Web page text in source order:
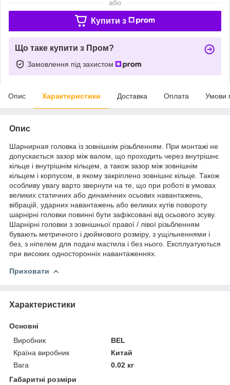
або
Купити з
Що таке купити з Пром?
Замовлення під захистом
Опис Характеристики Доставка Оплата Умови
Опис
Шарнирная головка із зовнішнім різьбленням. При монтажі не
допускається зазор між валом, що проходить через внутрішнє
кільце і внутрішнім кільцем, а також зазор між зовнішнім
кільцем і корпусом, в якому закріплено зовнішнє кільце. Також
особливу увагу варто звернути на те, що при роботі в умовах
великих статичних або динамічних осьових навантажень,
вібрацій, ударних навантажень або великих кутів повороту
шарнірні головки повинні бути зафіксовані від осьового зсуву.
Шарнірні головки з зовнішньої правої / лівої різьбленням
бувають метричного і дюймового розміру, з ущільненнями і
без, з ніпелем для подачі мастила і без нього. Експлуатуються
при високих односторонніх навантаженнях.
Приховати
Характеристики
Основні
Виробник
BEL
Країна виробник
Китай
Вага
0.02 кг
Габаритні розміри